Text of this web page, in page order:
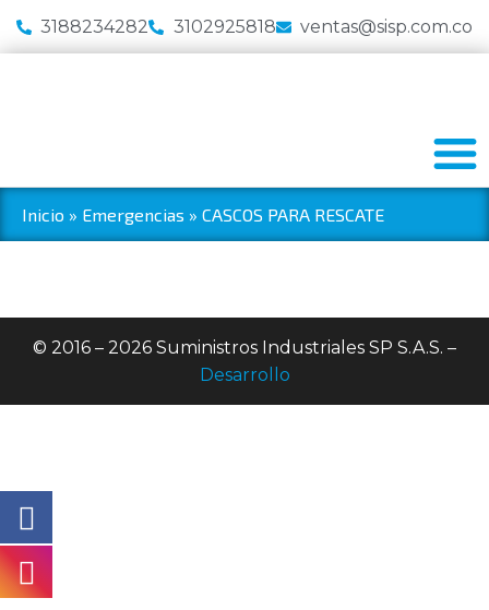
3188234282 3102925818 ventas@sisp.com.co
Inicio » Emergencias » CASCOS PARA RESCATE
© 2016 – 2026 Suministros Industriales SP S.A.S. –
Desarrollo